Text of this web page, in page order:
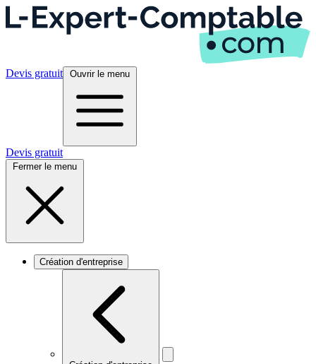
Devis gratuit Ouvrir le menu
Devis gratuit
Fermer le menu
Création d'entreprise